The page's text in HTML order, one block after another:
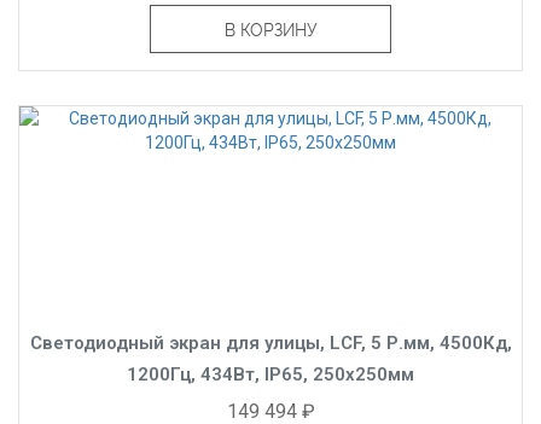
В КОРЗИНУ
Светодиодный экран для улицы, LCF, 5 Р.мм, 4500Кд,
1200Гц, 434Вт, IP65, 250x250мм
149 494 ₽